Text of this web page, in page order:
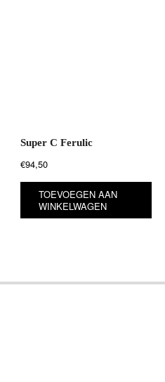
Super C Ferulic
€94,50
TOEVOEGEN AAN
WINKELWAGEN